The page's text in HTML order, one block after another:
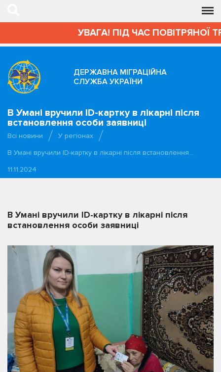
УВАГА! ПІД ЧАС ПОВІТРЯНОЇ
ДЕРЖАВНА МІГРАЦІЙНА
СЛУЖБА УКРАЇНИ
В Умані вручили ID-картку в лікарні після
встановлення особи заявниці
Всі новини
У регіонах
В Умані вручили ID-картку в лікарні після встановлення…
11.11.2024
В Умані вручили ID-картку в лікарні після
встановлення особи заявниці